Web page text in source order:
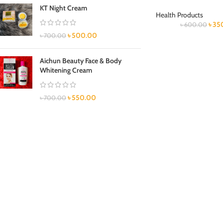
KT Night Cream
৳700.00 ৳500.00
Aichun Beauty Face & Body
Whitening Cream
৳700.00 ৳550.00
Health Products
৳600.00 ৳